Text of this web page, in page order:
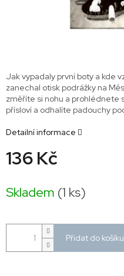
136 Kč
cena:
Skladem (1 ks)
Přidat do košíku
Jak vypadaly první boty a kde
zanechal otisk podrážky na
změříte si nohu a prohlédnete
přísloví a odhalíte padouchy
Detailní informace